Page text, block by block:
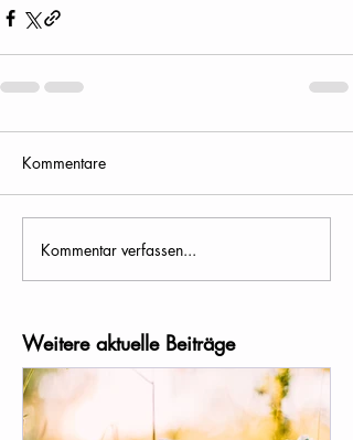
Kommentare
Kommentar verfassen...
Weitere aktuelle Beiträge